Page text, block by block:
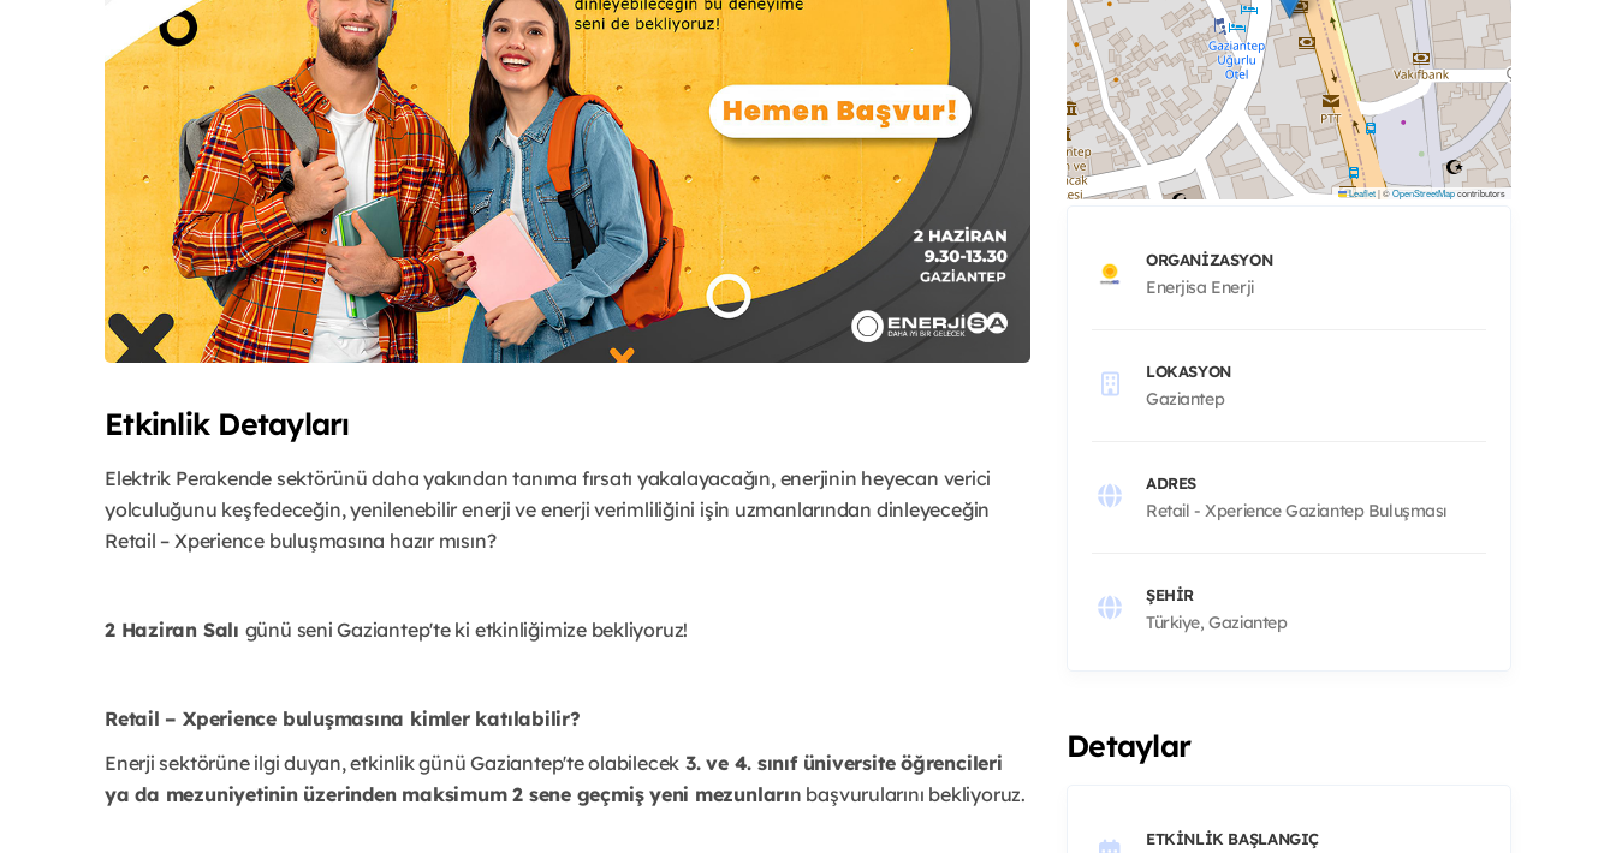
Etkinlik Detayları
Elektrik Perakende sektörünü daha yakından tanıma fırsatı yakalayacağın, enerjinin heyecan verici
yolculuğunu keşfedeceğin, yenilenebilir enerji ve enerji verimliliğini işin uzmanlarından dinleyeceğin
Retail – Xperience buluşmasına hazır mısın?
2 Haziran Salı günü seni Gaziantep'te ki etkinliğimize bekliyoruz!
Retail – Xperience buluşmasına kimler katılabilir?
Enerji sektörüne ilgi duyan, etkinlik günü Gaziantep'te olabilecek 3. ve 4. sınıf üniversite öğrencileri
ya da mezuniyetinin üzerinden maksimum 2 sene geçmiş yeni mezunların başvurularını bekliyoruz.
Leaflet|©OpenStreetMapcontributors
ORGANIZASYON
Enerjisa Enerji
LOKASYON
Gaziantep
ADRES
Retail - Xperience Gaziantep Buluşması
ŞEHIR
Türkiye, Gaziantep
Detaylar
ETKINLIK BAŞLANGIÇ